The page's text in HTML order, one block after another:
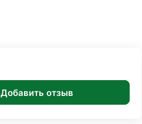
Добавить отзыв